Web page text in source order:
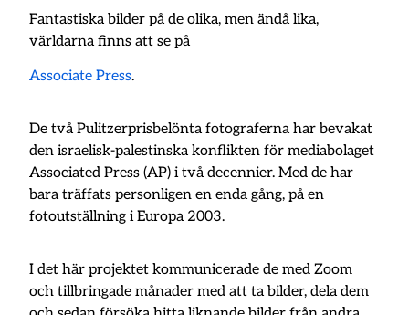
Fantastiska bilder på de olika, men ändå lika,
världarna finns att se på
Associate Press.
De två Pulitzerprisbelönta fotograferna har bevakat
den israelisk-palestinska konflikten för mediabolaget
Associated Press (AP) i två decennier. Med de har
bara träffats personligen en enda gång, på en
fotoutställning i Europa 2003.
I det här projektet kommunicerade de med Zoom
och tillbringade månader med att ta bilder, dela dem